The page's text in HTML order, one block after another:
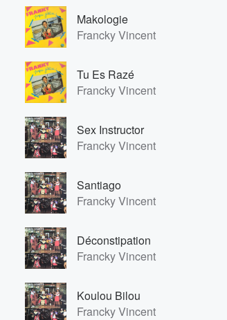
Makologie
Francky Vincent
Tu Es Razé
Francky Vincent
Sex Instructor
Francky Vincent
Santiago
Francky Vincent
Déconstipation
Francky Vincent
Koulou Bilou
Francky Vincent